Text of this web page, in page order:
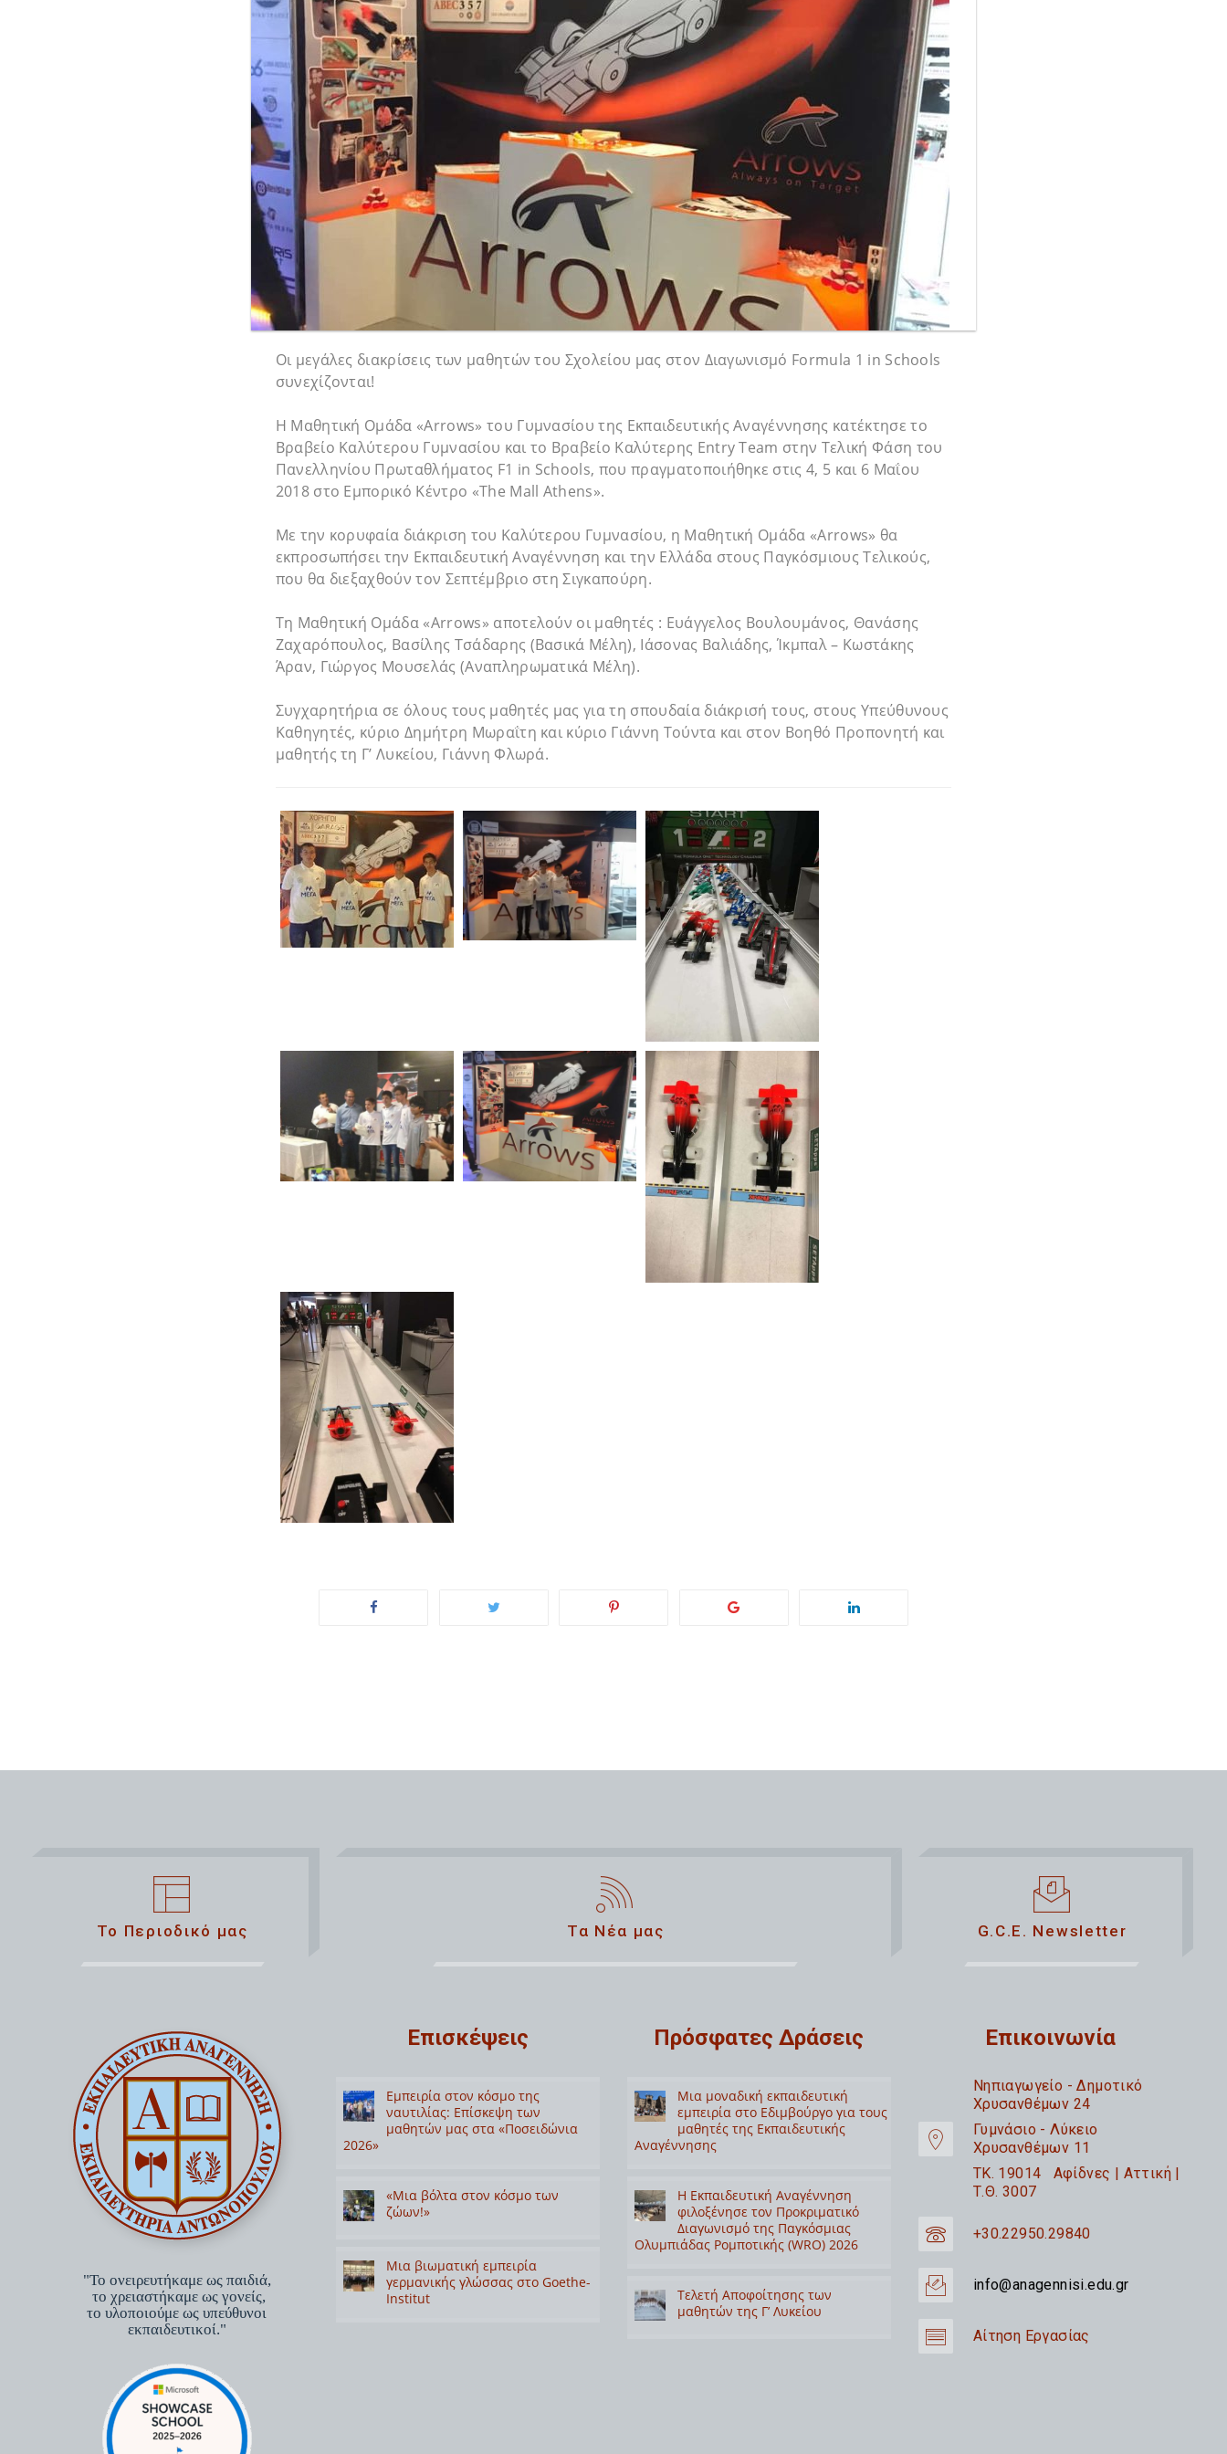
Οι μεγάλες διακρίσεις των μαθητών του Σχολείου μας στον Διαγωνισμό Formula 1 in Schools
συνεχίζονται!
Η Μαθητική Ομάδα «Arrows» του Γυμνασίου της Εκπαιδευτικής Αναγέννησης κατέκτησε το
Βραβείο Καλύτερου Γυμνασίου και το Βραβείο Καλύτερης Entry Team στην Τελική Φάση του
Πανελληνίου Πρωταθλήματος F1 in Schools, που πραγματοποιήθηκε στις 4, 5 και 6 Μαΐου
2018 στο Εμπορικό Κέντρο «The Mall Athens».
Με την κορυφαία διάκριση του Καλύτερου Γυμνασίου, η Μαθητική Ομάδα «Arrows» θα
εκπροσωπήσει την Εκπαιδευτική Αναγέννηση και την Ελλάδα στους Παγκόσμιους Τελικούς,
που θα διεξαχθούν τον Σεπτέμβριο στη Σιγκαπούρη.
Τη Μαθητική Ομάδα «Arrows» αποτελούν οι μαθητές : Ευάγγελος Βουλουμάνος, Θανάσης
Ζαχαρόπουλος, Βασίλης Τσάδαρης (Βασικά Μέλη), Ιάσονας Βαλιάδης, Ίκμπαλ – Κωστάκης
Άραν, Γιώργος Μουσελάς (Αναπληρωματικά Μέλη).
Συγχαρητήρια σε όλους τους μαθητές μας για τη σπουδαία διάκρισή τους, στους Υπεύθυνους
Καθηγητές, κύριο Δημήτρη Μωραΐτη και κύριο Γιάννη Τούντα και στον Βοηθό Προπονητή και
μαθητής τη Γ’ Λυκείου, Γιάννη Φλωρά.
Το Περιοδικό μας Τα Νέα μας G.C.E. Newsletter
"Το ονειρευτήκαμε ως παιδιά,
το χρειαστήκαμε ως γονείς,
το υλοποιούμε ως υπεύθυνοι
εκπαιδευτικοί."
Επισκέψεις
Εμπειρία στον κόσμο της
ναυτιλίας: Επίσκεψη των
μαθητών μας στα «Ποσειδώνια
2026»
«Μια βόλτα στον κόσμο των
ζώων!»
Μια βιωματική εμπειρία
γερμανικής γλώσσας στο Goethe-
Institut
Πρόσφατες Δράσεις
Μια μοναδική εκπαιδευτική
εμπειρία στο Εδιμβούργο για τους
μαθητές της Εκπαιδευτικής
Αναγέννησης
Η Εκπαιδευτική Αναγέννηση
φιλοξένησε τον Προκριματικό
Διαγωνισμό της Παγκόσμιας
Ολυμπιάδας Ρομποτικής (WRO) 2026
Τελετή Αποφοίτησης των
μαθητών της Γ’ Λυκείου
Επικοινωνία
Nηπιαγωγείο - Δημοτικό
Χρυσανθέμων 24
Γυμνάσιο - Λύκειο
Χρυσανθέμων 11
TK. 19014 Αφίδνες | Αττική |
Τ.Θ. 3007
+30.22950.29840
info@anagennisi.edu.gr
Αίτηση Εργασίας